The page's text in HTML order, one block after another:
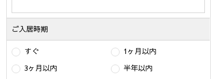
ご入居時期
すぐ
1ヶ月以内
3ヶ月以内
半年以内